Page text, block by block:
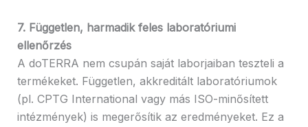
7. Független, harmadik feles laboratóriumi
ellenőrzés
A doTERRA nem csupán saját laborjaiban teszteli a
termékeket. Független, akkreditált laboratóriumok
(pl. CPTG International vagy más ISO-minősített
intézmények) is megerősítik az eredményeket. Ez a